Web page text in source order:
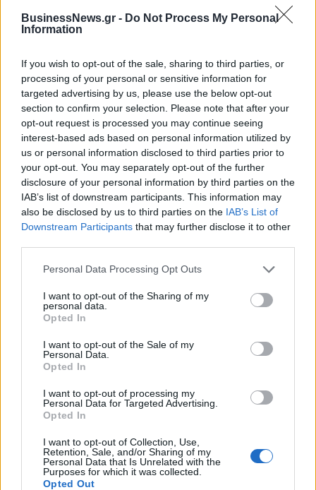
BusinessNews.gr - Do Not Process My Personal
Information
If you wish to opt-out of the sale, sharing to third parties, or
processing of your personal or sensitive information for
targeted advertising by us, please use the below opt-out
section to confirm your selection. Please note that after your
opt-out request is processed you may continue seeing
interest-based ads based on personal information utilized by
us or personal information disclosed to third parties prior to
your opt-out. You may separately opt-out of the further
disclosure of your personal information by third parties on the
IAB’s list of downstream participants. This information may
also be disclosed by us to third parties on the IAB’s List of
Downstream Participants that may further disclose it to other
Personal Data Processing Opt Outs
I want to opt-out of the Sharing of my
personal data.
Opted In
I want to opt-out of the Sale of my
Personal Data.
Opted In
I want to opt-out of processing my
Personal Data for Targeted Advertising.
Opted In
I want to opt-out of Collection, Use,
Retention, Sale, and/or Sharing of my
Personal Data that Is Unrelated with the
Purposes for which it was collected.
Opted Out
FTSE4Good
Alpha Bank: Για πρώτη φορά το
Αρχαίο Θέατρο Επιδαύρου
άνοιξε τις πύλες του σε όλους
ΠΕΡΙΣΣΌΤΕΡΑ ΣΕ ΑΥΤΉ ΤΗΝ ΚΑΤΗΓΟΡΊΑ
ΔΑΑ: Καθαρά κέρδη 185,8
εκατ. ευρώ, μειωμένα κατά
03/11/2025 - 10:40
Ejekt 2026 και More.com
ασφαλείας κοινού και
παράνομης μεταπώλησης